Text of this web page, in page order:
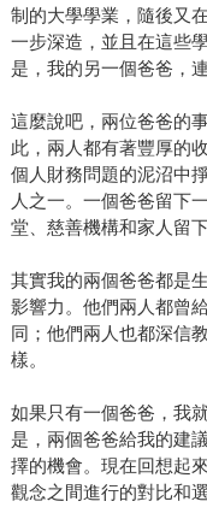
制的大學學業，隨後又
一步深造，並且在這些
是，我的另一個爸爸，
這麼說吧，兩位爸爸的
此，兩人都有著豐厚的
個人財務問題的泥沼中
人之一。一個爸爸留下
堂、慈善機構和家人留
其實我的兩個爸爸都是
影響力。他們兩人都曾
同；他們兩人也都深信
樣。
如果只有一個爸爸，我
是，兩個爸爸給我的建
擇的機會。現在回想起
觀念之間進行的對比和選